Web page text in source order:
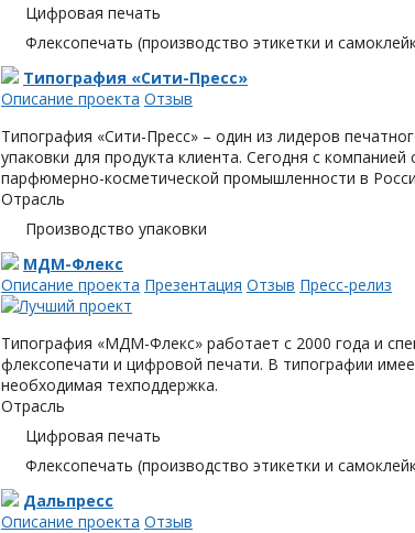
Цифровая печать
Флексопечать (производство этикетки и
Типография «Сити-Пресс»
Описание проекта Отзыв
Типография «Сити-Пресс» – один из лидеров
упаковки для продукта клиента. Сегодня с
парфюмерно-косметической промышленности в
Отрасль
Производство упаковки
МДМ-Флекс
Описание проекта Презентация Отзыв Пресс-релиз
Типография «МДМ-Флекс» работает с 2000 года и
флексопечати и цифровой печати. В типографии
необходимая техподдержка.
Отрасль
Цифровая печать
Флексопечать (производство этикетки и
Дальпресс
Описание проекта Отзыв